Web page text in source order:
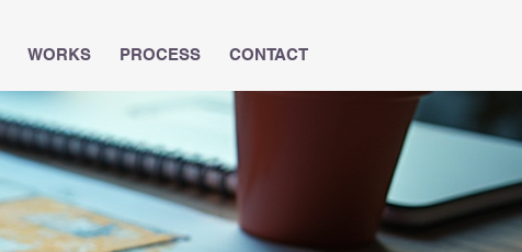
WORKS PROCESS CONTACT